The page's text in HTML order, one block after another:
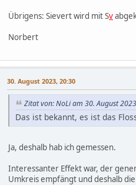
Übrigens: Sievert wird mit Sv
Norbert
30. August 2023, 20:30
Zitat von: NoLi am 30. August
Das ist bekannt, es ist das
Ja, deshalb hab ich gemessen.
Interessanter Effekt war, der
Umkreis empfängt und deshalb